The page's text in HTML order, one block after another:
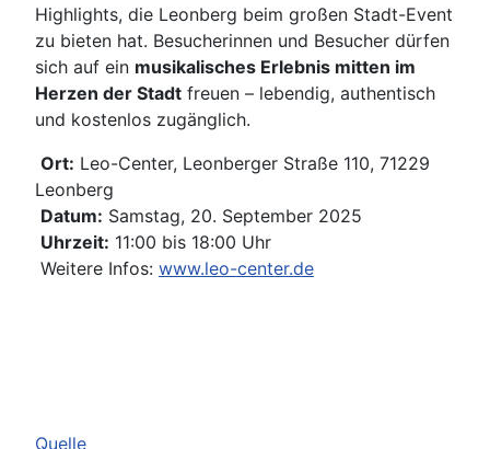
Highlights, die Leonberg beim großen Stadt-Event
zu bieten hat. Besucherinnen und Besucher dürfen
sich auf ein musikalisches Erlebnis mitten im
Herzen der Stadt freuen – lebendig, authentisch
und kostenlos zugänglich.
Ort: Leo-Center, Leonberger Straße 110, 71229
Leonberg
Datum: Samstag, 20. September 2025
Uhrzeit: 11:00 bis 18:00 Uhr
Weitere Infos: www.leo-center.de
Quelle